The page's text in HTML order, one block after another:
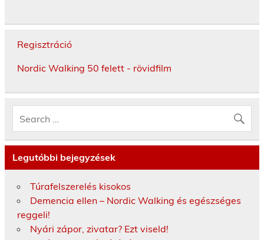
Regisztráció
Nordic Walking 50 felett - rövidfilm
Legutóbbi bejegyzések
Túrafelszerelés kisokos
Demencia ellen – Nordic Walking és egészséges
reggeli!
Nyári zápor, zivatar? Ezt viseld!